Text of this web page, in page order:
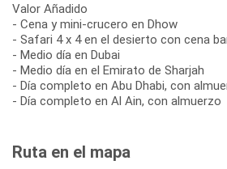
Valor Añadido
- Cena y mini-crucero en Dhow
- Safari 4 x 4 en el desierto con cena
- Medio día en Dubai
- Medio día en el Emirato de Sharjah
- Día completo en Abu Dhabi, con
- Día completo en Al Ain, con almuerzo
Ruta en el mapa